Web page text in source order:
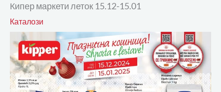
Кипер маркети леток 15.12-15.01
Каталози